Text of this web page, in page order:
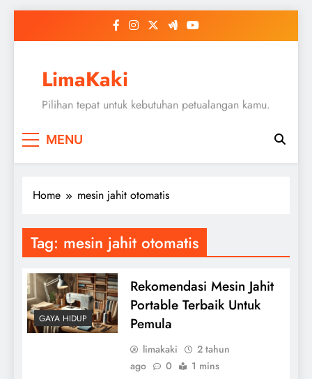
LimaKaki
Pilihan tepat untuk kebutuhan petualangan kamu.
MENU
Home mesin jahit otomatis
Tag: mesin jahit otomatis
GAYA HIDUP
Rekomendasi Mesin Jahit
Portable Terbaik Untuk
Pemula
limakaki
2 tahun
ago
0 1 mins